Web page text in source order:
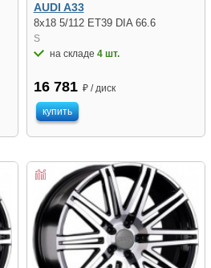
AUDI A33
8x18 5/112 ET39 DIA 66.6
S
на складе 4 шт.
16 781 ₽ / диск
купить